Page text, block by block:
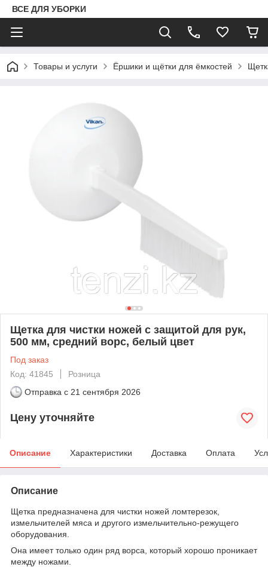
ВСЕ ДЛЯ УБОРКИ
Товары и услуги Ёршики и щётки для ёмкостей
Щетка для чистки ножей с защитой для рук,
500 мм, средний ворс, белый цвет
Под заказ
Код: 41845
Розница
Отправка с 21 сентября 2026
Цену уточняйте
Описание Характеристики Доставка Оплата
Описание
Щетка предназначена для чистки ножей ломтерезок,
измельчителей мяса и другого измельчительно-режущего
оборудования.
Она имеет только один ряд ворса, который хорошо проникает
между ножами.